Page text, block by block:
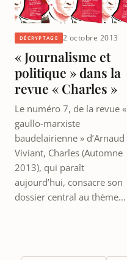
DÉCRYPTAGE 2 octobre 2013
« Journalisme et
politique » dans la
revue « Charles »
Le numéro 7, de la revue «
gaullo-marxiste
baudelairienne » d’Arnaud
Viviant, Charles (Automne
2013), qui paraît
aujourd’hui, consacre son
dossier central au thème…